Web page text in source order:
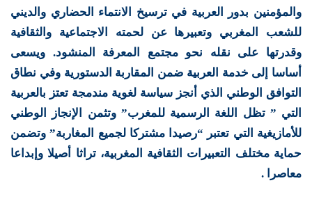
والمؤمنين بدور العربية في ترسيخ الانتماء الحضاري والديني
للشعب المغربي وتعبيرها عن لحمته الاجتماعية والثقافية
وقدرتها على نقله نحو مجتمع المعرفة المنشود. ويسعى
أساسا إلى خدمة العربية ضمن المقاربة الدستورية وفي نطاق
التوافق الوطني الذي أنجز سياسة لغوية مندمجة تعتز بالعربية
التي ” تظل اللغة الرسمية للمغرب” وتثمن الإنجاز الوطني
للأمازيغية التي تعتبر “رصيدا مشتركا لجميع المغاربة” وتضمن
حماية مختلف التعبيرات الثقافية المغربية، تراثا أصيلا وإبداعا
معاصرا .